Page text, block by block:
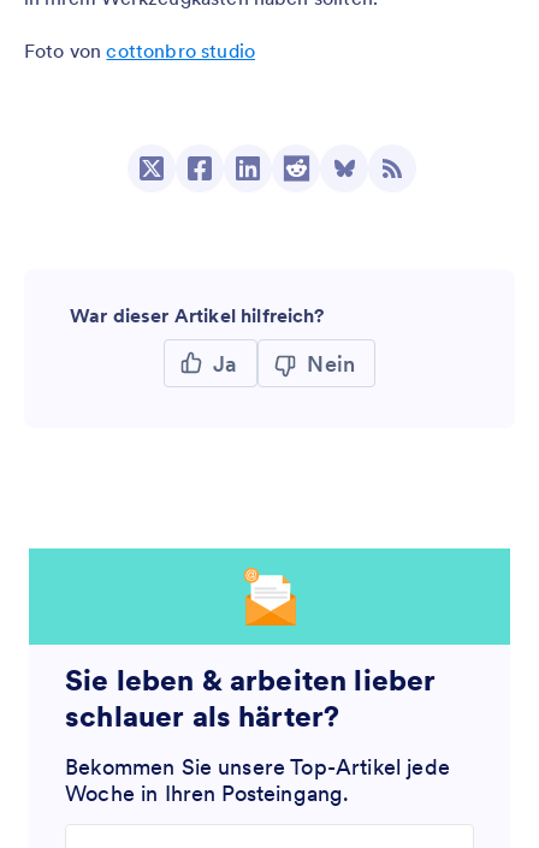
Foto voncottonbro studio
War dieser Artikel hilfreich?
Ja Nein
Sie leben & arbeiten lieber
schlauer als härter?
Bekommen Sie unsere Top-Artikel jede
Woche in Ihren Posteingang.